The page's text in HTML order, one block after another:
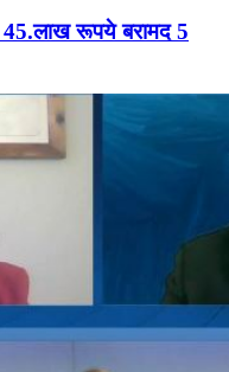
रूपये बरामद 5